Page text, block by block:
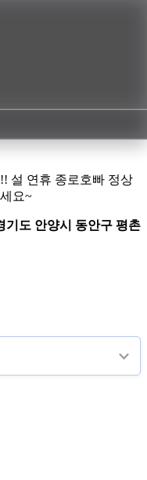
설 연휴 종로호빠 정상
요~
기도 안양시 동안구 평촌